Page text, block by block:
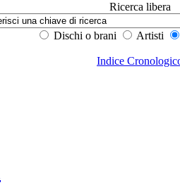
Ricerca libera
Dischi o brani Artisti
Indice